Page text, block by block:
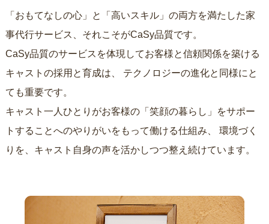
「おもてなしの心」と「高いスキル」の両方を満たした家
事代行サービス、それこそがCaSy品質です。
CaSy品質のサービスを体現してお客様と信頼関係を築ける
キャストの採用と育成は、
ても重要です。
キャスト一人ひとりがお客様の「笑顔の暮らし」をサポー
トすることへのやりがいをもって働ける仕組み、
りを、キャスト自身の声を活かしつつ整え続けています。